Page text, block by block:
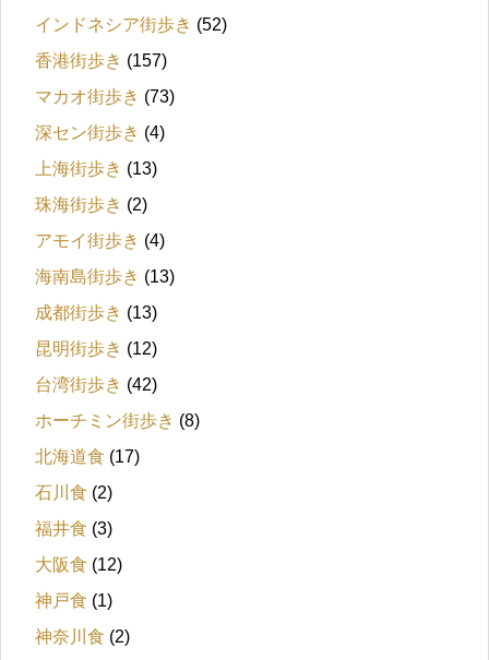
インドネシア街歩き (52)
香港街歩き (157)
マカオ街歩き (73)
深セン街歩き (4)
上海街歩き (13)
珠海街歩き (2)
アモイ街歩き (4)
海南島街歩き (13)
成都街歩き (13)
昆明街歩き (12)
台湾街歩き (42)
ホーチミン街歩き (8)
北海道食 (17)
石川食 (2)
福井食 (3)
大阪食 (12)
神戸食 (1)
神奈川食 (2)